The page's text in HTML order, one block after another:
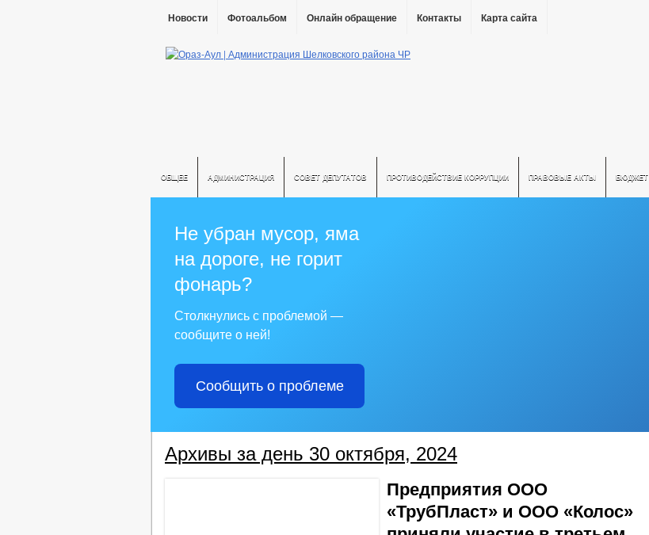
Новости Фотоальбом Онлайн обращение Контакты Карта сайта
ОБЩЕЕ АДМИНИСТРАЦИЯ СОВЕТ ДЕПУТАТОВ ПРОТИВОДЕЙСТВИЕ КОРРУПЦИИ ПРАВОВЫЕ АКТЫ БЮДЖЕТ
Не убран мусор, яма
на дороге, не горит
фонарь?
Столкнулись с проблемой —
сообщите о ней!
Сообщить о проблеме
Архивы за день 30 октября, 2024
Предприятия ООО
«ТрубПласт» и ООО «Колос»